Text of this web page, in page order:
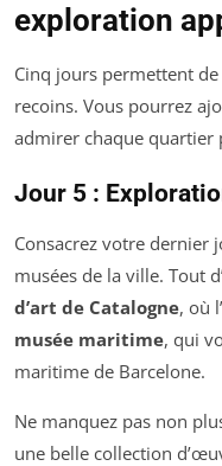
exploration
Cinq jours permettent
recoins. Vous pourrez
admirer chaque quartier
Jour 5 :
Consacrez votre dernier
musées de la ville. Tout
d’art de Catalogne, où
musée maritime, qui
maritime de Barcelone.
Ne manquez pas non
une belle collection